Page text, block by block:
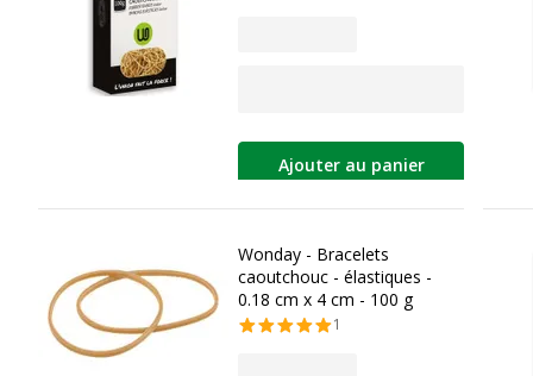
Ajouter au panier
Wonday - Bracelets
caoutchouc - élastiques -
0.18 cm x 4 cm - 100 g
1